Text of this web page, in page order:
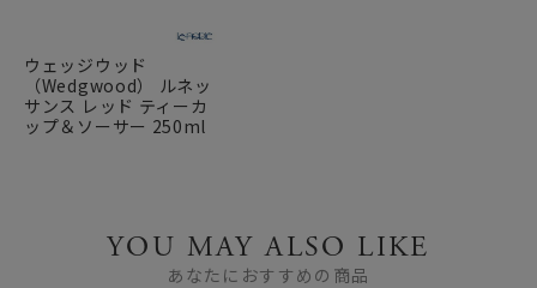
ウェッジウッド
（Wedgwood） ルネッ
サンス レッド ティーカ
ップ＆ソーサー 250ml
YOU MAY ALSO LIKE
あなたにおすすめの商品